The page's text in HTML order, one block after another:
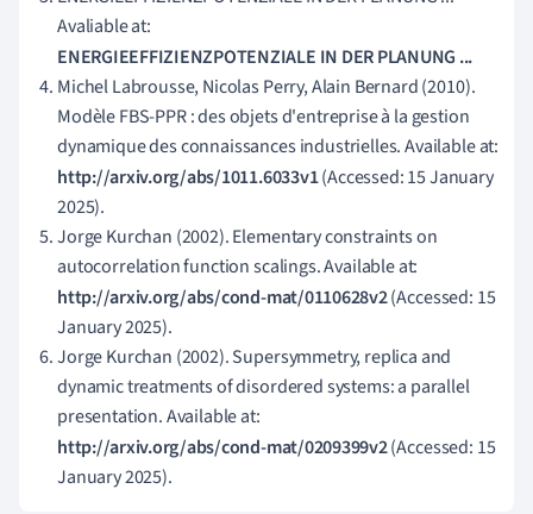
Avaliable at:
ENERGIEEFFIZIENZPOTENZIALE IN DER PLANUNG ...
Michel Labrousse, Nicolas Perry, Alain Bernard (2010).
Modèle FBS-PPR : des objets d'entreprise à la gestion
dynamique des connaissances industrielles. Available at:
http://arxiv.org/abs/1011.6033v1(Accessed: 15 January
2025).
Jorge Kurchan (2002). Elementary constraints on
autocorrelation function scalings. Available at:
http://arxiv.org/abs/cond-mat/0110628v2(Accessed: 15
January 2025).
Jorge Kurchan (2002). Supersymmetry, replica and
dynamic treatments of disordered systems: a parallel
presentation. Available at:
http://arxiv.org/abs/cond-mat/0209399v2(Accessed: 15
January 2025).